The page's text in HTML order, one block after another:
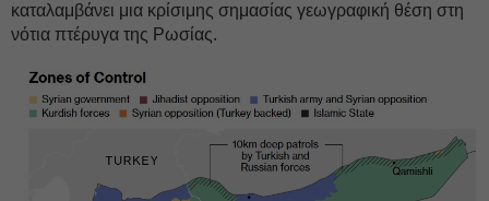
καταλαμβάνει μια κρίσιμης σημασίας γεωγραφική θέση στη
νότια πτέρυγα της Ρωσίας.